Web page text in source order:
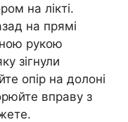
на лікті.
на прямі
рукою
зігнули
опір на долоні
вправу з